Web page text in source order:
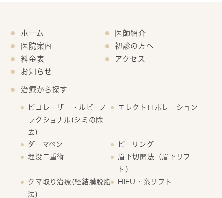
ホーム
医師紹介
医院案内
初診の方へ
料金表
アクセス
お知らせ
治療から探す
ピコレーザー・ルビーフ
ラクショナル(シミの除
去)
エレクトロポレーション
ダーマペン
ピーリング
埋没二重術
眉下切開法（眉下リフ
ト）
クマ取り治療(経結膜脱脂
法)
HIFU・糸リフト